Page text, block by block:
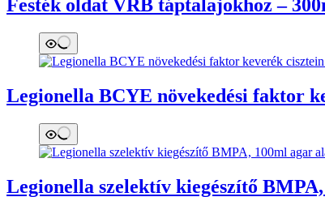
Festék oldat VRB táptalajokhoz –
Legionella BCYE növekedési faktor
Legionella szelektív kiegészítő